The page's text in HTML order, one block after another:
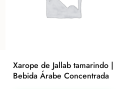
Xarope de Jallab tamarindo |
Bebida Árabe Concentrada